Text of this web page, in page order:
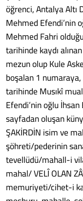
öğrenci, Antalya Altı
Mehmed Efendi’nin
Mehmed Fahri
tarihinde kaydı
mezun olup Kule
boşalan 1
tarihinde Musıkî
Efendi’nin oğlu
sayfadan oluşan
ŞAKİRDİN isim ve
şöhreti/pederinin
tevellüdü/mahall-i
mahal/ VELÎ OLAN
memuriyeti/cihet-i